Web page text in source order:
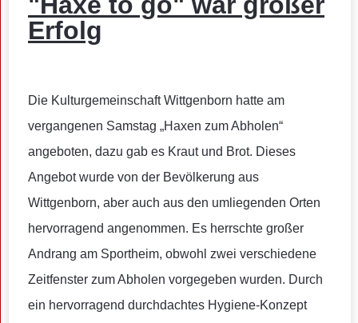
Erfolg
Die Kulturgemeinschaft Wittgenborn hatte am
vergangenen Samstag „Haxen zum Abholen“
angeboten, dazu gab es Kraut und Brot. Dieses
Angebot wurde von der Bevölkerung aus
Wittgenborn, aber auch aus den umliegenden Orten
hervorragend angenommen. Es herrschte großer
Andrang am Sportheim, obwohl zwei verschiedene
Zeitfenster zum Abholen vorgegeben wurden. Durch
ein hervorragend durchdachtes Hygiene-Konzept